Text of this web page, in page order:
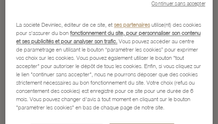
La société Devinlec, éditeur de ce site, etses partenairesutilise(nt) des cookies
pour s'assurer du bonfonctionnement du site, pour personnaliser son contenu
et ses publicités et pour analyser son trafic. Vous pouvez accéder au centre
de paramétrage en utilisant le bouton “paramétrer les cookies” pour exprimer
vos choix sur les cookies. Vous pouvez également utiliser le bouton "tout
accepter" pour autoriser le dépôt de tous les cookies. Enfin, si vous cliquez sur
le lien "continuer sans accepter", nous ne pourrons déposer que des cookies
strictement nécessaires au bon fonctionnement du site. Votre choix (refus ou
consentement des cookies) est enregistré pour ce site pour une durée de 6
mois. Vous pouvez changer d'avis à tout moment en cliquant sur le bouton
"paramétrer les cookies" en bas de chaque page de notre site.
Continuer sans accepter